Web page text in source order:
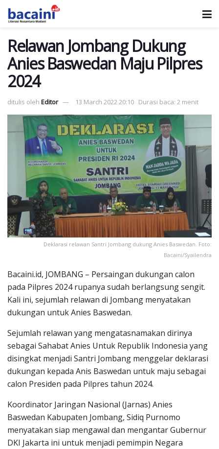
Relawan Jombang Dukung
Anies Baswedan Maju Pilpres
2024
ditulis oleh Editor 13 March 2022 20:10 Durasi baca: 2 menit
Deklarasi relawan Santri Jombang dukung Anies Baswedan. Foto:
Bacaini/Syailendra
Bacaini.id, JOMBANG – Persaingan dukungan calon
pada Pilpres 2024 rupanya sudah berlangsung sengit.
Kali ini, sejumlah relawan di Jombang menyatakan
dukungan untuk Anies Baswedan.
Sejumlah relawan yang mengatasnamakan dirinya
sebagai Sahabat Anies Untuk Republik Indonesia yang
disingkat menjadi Santri Jombang menggelar deklarasi
dukungan kepada Anis Baswedan untuk maju sebagai
calon Presiden pada Pilpres tahun 2024.
Koordinator Jaringan Nasional (Jarnas) Anies
Baswedan Kabupaten Jombang, Sidiq Purnomo
menyatakan siap mengawal dan mengantar Gubernur
DKI Jakarta ini untuk menjadi pemimpin Negara